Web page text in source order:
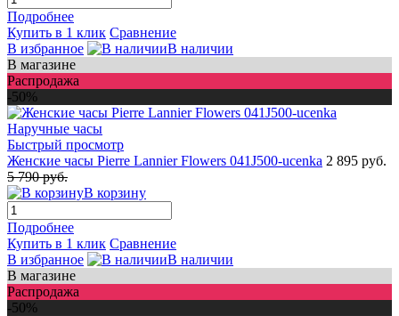
Подробнее
Купить в 1 клик Сравнение
В избранное
В наличии
В магазине
Распродажа
-50%
Быстрый просмотр
Женские часы Pierre Lannier Flowers 041J500-ucenka 2 895 руб.
5 790 руб.
В корзину
Подробнее
Купить в 1 клик Сравнение
В избранное
В наличии
В магазине
Распродажа
-50%